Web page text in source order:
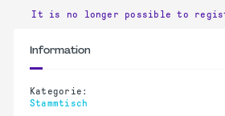
It is no longer possible to
Information
Kategorie:
Stammtisch